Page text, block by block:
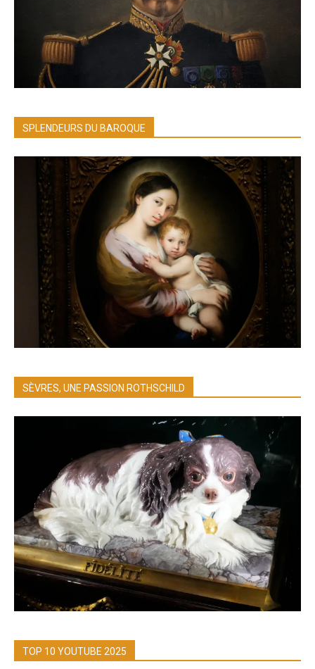
SPLENDEURS DU BAROQUE
SÈVRES, UNE PASSION ROTHSCHILD
TOP 10 YOUTUBE 2025